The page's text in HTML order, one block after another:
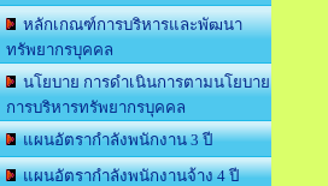
หลักเกณฑ์การบริหารและพัฒนา
ทรัพยากรบุคคล
นโยบาย การดำเนินการตามนโยบาย
การบริหารทรัพยากรบุคคล
แผนอัตรากำลังพนักงาน 3 ปี
แผนอัตรากำลังพนักงานจ้าง 4 ปี